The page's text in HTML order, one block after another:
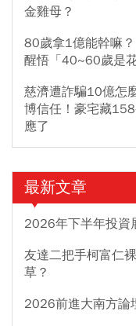
金雞母？
80歲拿1億能幹嘛
醒悟「40~60歲是
慈濟遭詐騙10億怎
博信任！豪宅藏
應了
最新文章
2026年下半年投資
友達二把手柯富仁
草？
2026前進大南方論